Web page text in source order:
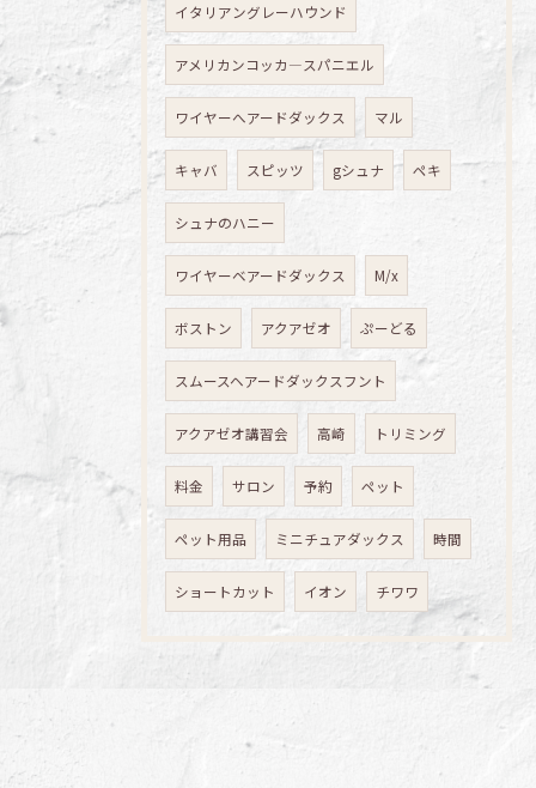
イタリアングレーハウンド
アメリカンコッカ―スパニエル
ワイヤーへアードダックス マル
キャバ スピッツ gシュナ ペキ
シュナのハニー
ワイヤーベアードダックス M/x
ボストン アクアゼオ ぷーどる
スムースヘアードダックスフント
アクアゼオ講習会 高崎 トリミング
料金 サロン 予約 ペット
ペット用品 ミニチュアダックス 時間
ショートカット イオン チワワ